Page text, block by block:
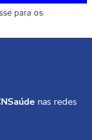
para os
nas redes